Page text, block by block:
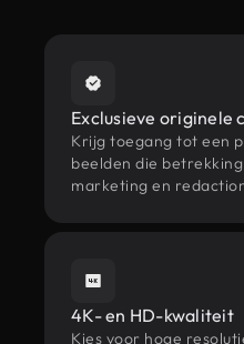
Exclusieve originele
Krijg toegang tot een
beelden die
marketing en
4K- en HD-kwaliteit
Kies voor hoge